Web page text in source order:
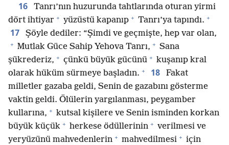
16
Tanrı’nın huzurunda tahtlarında oturan yirmi
dört ihtiyar + yüzüstü kapanıp + Tanrı’ya tapındı. +
17 Şöyle dediler: “Şimdi ve geçmişte, hep var olan,
+ Mutlak Güce Sahip Yehova Tanrı, + Sana
şükrederiz, + çünkü büyük gücünü + kuşanıp kral
olarak hüküm sürmeye başladın. + 18
Fakat
milletler gazaba geldi, Senin de gazabını gösterme
vaktin geldi. Ölülerin yargılanması, peygamber
kullarına, + kutsal kişilere ve Senin isminden korkan
büyük küçük + herkese ödüllerinin + verilmesi ve
yeryüzünü mahvedenlerin + mahvedilmesi + için